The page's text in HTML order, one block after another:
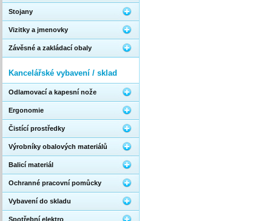
Stojany
Vizitky a jmenovky
Závěsné a zakládací obaly
Kancelářské vybavení / sklad
Odlamovací a kapesní nože
Ergonomie
Čistící prostředky
Výrobníky obalových materiálů
Balicí materiál
Ochranné pracovní pomůcky
Vybavení do skladu
Spotřební elektro